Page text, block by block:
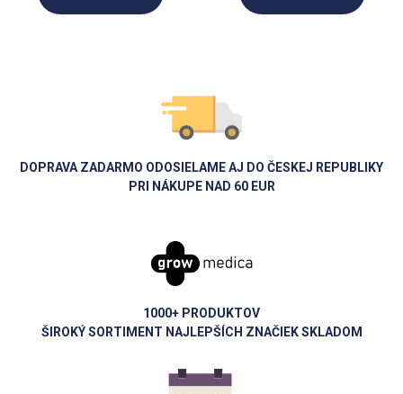
DOPRAVA ZADARMO ODOSIELAME AJ DO ČESKEJ REPUBLIKY
PRI NÁKUPE NAD 60 EUR
1000+ PRODUKTOV
ŠIROKÝ SORTIMENT NAJLEPŠÍCH ZNAČIEK SKLADOM